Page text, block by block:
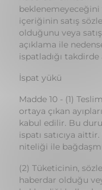
ispatladığı takdirde
İspat yükü
Madde 10 - (1)
ortaya çıkan
kabul edilir. Bu
ispatı satıcıya aittir.
niteliği ile
(2) Tüketicinin,
haberdar olduğu
beklendiği hallerde,
olmaz. Bunların
seçimlik hakları
(3) Satışa